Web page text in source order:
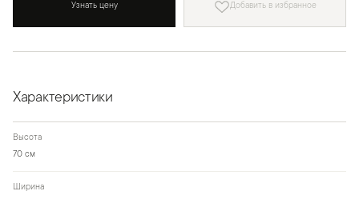
Узнать цену Добавить в избранное
Характеристики
Высота
70 см
Ширина